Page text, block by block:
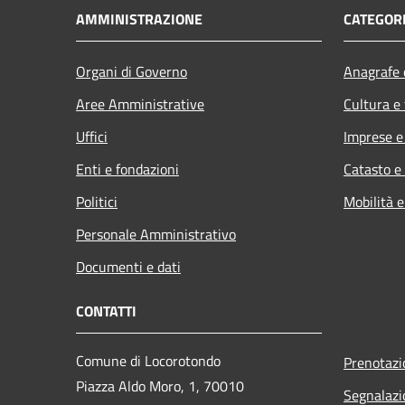
AMMINISTRAZIONE
Organi di Governo
Aree Amministrative
Uffici
Enti e fondazioni
Politici
Personale Amministrativo
Documenti e dati
Cultura
Imprese
Catasto
Mobilità
CONTATTI
Comune di Locorotondo
Piazza Aldo Moro, 1, 70010